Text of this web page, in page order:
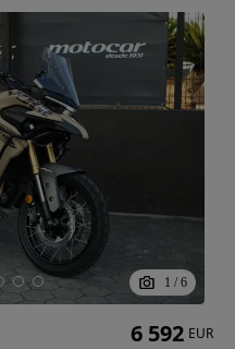
1 / 6
6 592 EUR